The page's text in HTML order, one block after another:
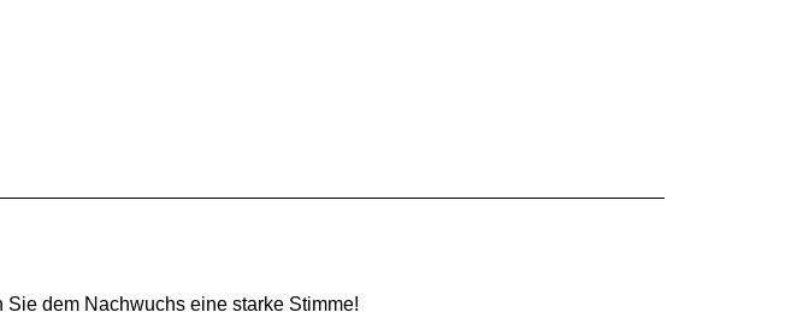
dem Nachwuchs eine starke Stimme!